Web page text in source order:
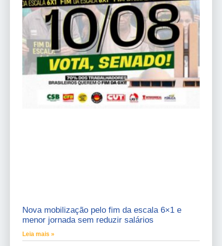
Nova mobilização pelo fim da escala 6×1 e
menor jornada sem reduzir salários
Leia mais »